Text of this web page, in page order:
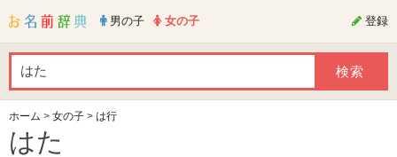
男の子 女の子 登録
ホーム > 女の子 > は行
はた